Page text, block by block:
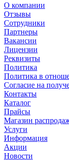
О компании
Отзывы
Сотрудники
Партнеры
Вакансии
Лицензии
Реквизиты
Политика
Политика в
Согласие на
Контакты
Каталог
Прайсы
Магазин
Услуги
Информация
Акции
Новости